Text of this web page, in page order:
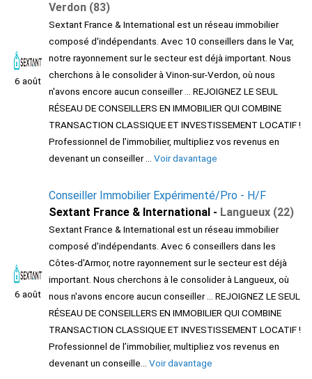
6 août
Verdon (83)
Sextant France & International est un réseau immobilier
composé d'indépendants. Avec 10 conseillers dans le Var,
notre rayonnement sur le secteur est déjà important. Nous
cherchons à le consolider à Vinon-sur-Verdon, où nous
n'avons encore aucun conseiller ... REJOIGNEZ LE SEUL
RÉSEAU DE CONSEILLERS EN IMMOBILIER QUI COMBINE
TRANSACTION CLASSIQUE ET INVESTISSEMENT LOCATIF !
Professionnel de l’immobilier, multipliez vos revenus en
devenant un conseiller ... Voir davantage
6 août
Conseiller Immobilier Expérimenté/Pro - H/F
Sextant France & International - Langueux (22)
Sextant France & International est un réseau immobilier
composé d'indépendants. Avec 6 conseillers dans les
Côtes-d'Armor, notre rayonnement sur le secteur est déjà
important. Nous cherchons à le consolider à Langueux, où
nous n'avons encore aucun conseiller ... REJOIGNEZ LE SEUL
RÉSEAU DE CONSEILLERS EN IMMOBILIER QUI COMBINE
TRANSACTION CLASSIQUE ET INVESTISSEMENT LOCATIF !
Professionnel de l’immobilier, multipliez vos revenus en
devenant un conseille... Voir davantage